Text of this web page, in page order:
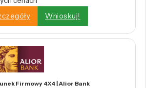
Wnioskuj!
Firmowy 4X4 | Alior Bank